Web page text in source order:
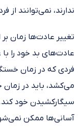
ندارند، نمی‌توانند از
تغییر عادت‌ها زمان
عادت‌های بد خود را
فردی که در زمان
می‌کشد، باید در زمان
سیگارکشیدن خود
آسانی‌ها ممکن